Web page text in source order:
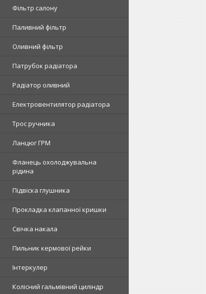
Фільтр салону
Паливний фільтр
Оливний фільтр
Патрубок радіатора
Радіатор оливний
Електровентилятор радіатора
Трос ручника
Ланцюг ГРМ
Фланець охолоджувальна
рідина
Підвіска глушника
Прокладка клапанної кришки
Свічка накала
Пильник кермової рейки
Інтеркулер
Колісний гальмівний циліндр